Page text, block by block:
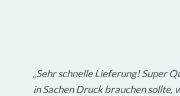
Sehr schnelle Lieferung! Super
in Sachen Druck brauchen sollte,